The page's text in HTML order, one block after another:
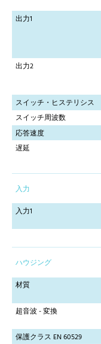
出力1
出力2
スイッチ・ヒステリシス
スイッチ周波数
応答速度
遅延
入力
入力1
ハウジング
材質
超音波 - 変換
保護クラス EN 60529